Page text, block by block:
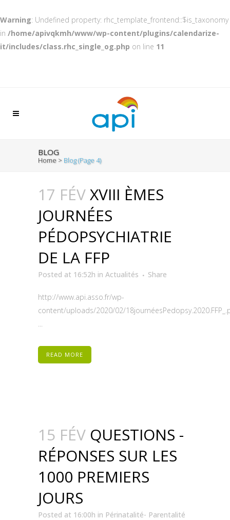
Warning: Undefined property: rhc_template_frontend::$is_taxonomy
in /home/apivqkmh/www/wp-content/plugins/calendarize-
it/includes/class.rhc_single_og.php on line 11
BLOG
Home > Blog(Page 4)
17 FÉVXVIII ÈMES
JOURNÉES
PÉDOPSYCHIATRIE
DE LA FFP
Posted at 16:52h in Actualités Share
http://www.api.asso.fr/wp-
content/uploads/2020/02/
...
READ MORE
15 FÉV QUESTIONS -
RÉPONSES SUR LES
1000 PREMIERS
JOURS
Posted at 16:00h in Périnatalité- Parentalité